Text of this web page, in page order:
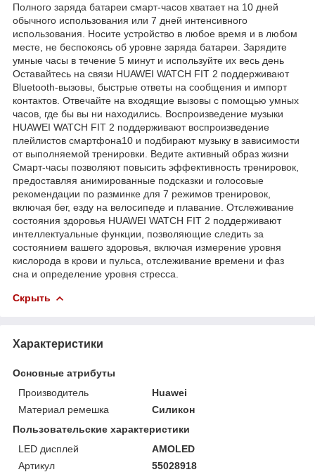
Полного заряда батареи смарт-часов хватает на 10 дней
обычного использования или 7 дней интенсивного
использования. Носите устройство в любое время и в любом
месте, не беспокоясь об уровне заряда батареи. Зарядите
умные часы в течение 5 минут и используйте их весь день
Оставайтесь на связи HUAWEI WATCH FIT 2 поддерживают
Bluetooth-вызовы, быстрые ответы на сообщения и импорт
контактов. Отвечайте на входящие вызовы с помощью умных
часов, где бы вы ни находились. Воспроизведение музыки
HUAWEI WATCH FIT 2 поддерживают воспроизведение
плейлистов смартфона10 и подбирают музыку в зависимости
от выполняемой тренировки. Ведите активный образ жизни
Смарт-часы позволяют повысить эффективность тренировок,
предоставляя анимированные подсказки и голосовые
рекомендации по разминке для 7 режимов тренировок,
включая бег, езду на велосипеде и плавание. Отслеживание
состояния здоровья HUAWEI WATCH FIT 2 поддерживают
интеллектуальные функции, позволяющие следить за
состоянием вашего здоровья, включая измерение уровня
кислорода в крови и пульса, отслеживание времени и фаз
сна и определение уровня стресса.
Скрыть
Характеристики
Основные атрибуты
Производитель
Huawei
Материал ремешка
Силикон
Пользовательские характеристики
LED дисплей
AMOLED
Артикул
55028918